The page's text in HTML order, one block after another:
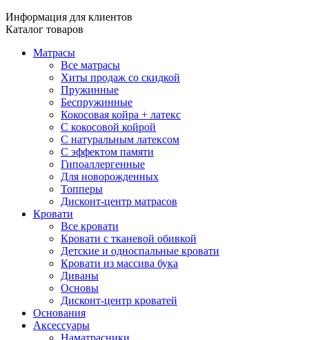
Информация для клиентов
Каталог товаров
Матрасы
Все матрасы
Хиты продаж со скидкой
Пружинные
Беспружинные
Кокосовая койра + латекс
С кокосовой койрой
С натуральным латексом
С эффектом памяти
Гипоаллергенные
Для новорожденных
Топперы
Дисконт-центр матрасов
Кровати
Все кровати
Кровати с тканевой обивкой
Детские и односпальные кровати
Кровати из массива бука
Диваны
Основы
Дисконт-центр кроватей
Основания
Аксессуары
Наматрасники